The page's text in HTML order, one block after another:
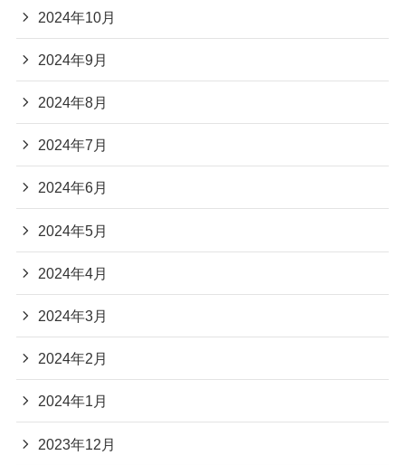
2024年10月
2024年9月
2024年8月
2024年7月
2024年6月
2024年5月
2024年4月
2024年3月
2024年2月
2024年1月
2023年12月